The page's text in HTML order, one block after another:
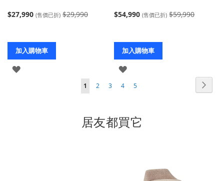
$27,990 (售價已折) $29,990
加入購物車
登
$54,990 (售價已折) $59,990
加入購物車
登
入
您
前
正
1
頁
2
頁
3
頁
4
頁
5
居友都買它